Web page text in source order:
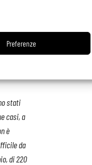
Preferenze
e
stati
casi, a
è
da
di 220